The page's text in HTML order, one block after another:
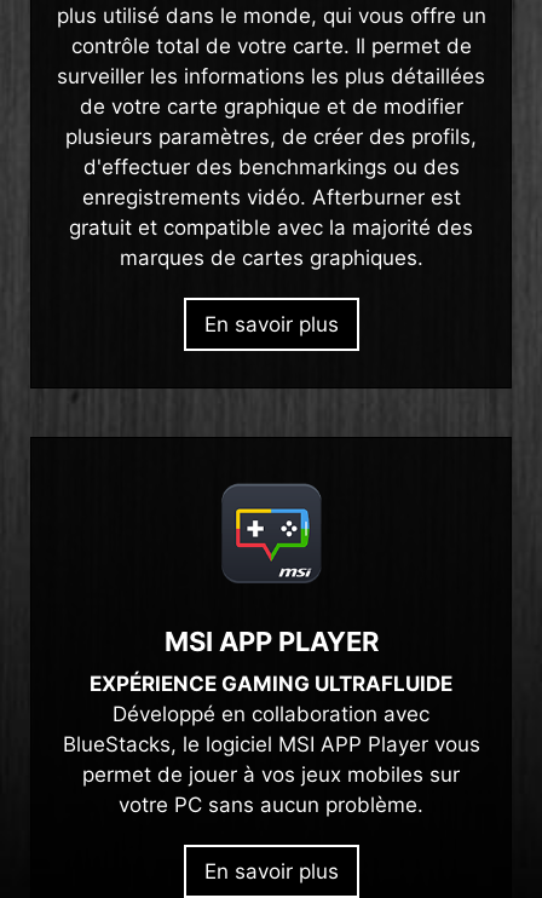
plus utilisé dans le monde, qui vous offre un
contrôle total de votre carte. Il permet de
surveiller les informations les plus détaillées
de votre carte graphique et de modifier
plusieurs paramètres, de créer des profils,
d'effectuer des benchmarkings ou des
enregistrements vidéo. Afterburner est
gratuit et compatible avec la majorité des
marques de cartes graphiques.
En savoir plus
MSI APP PLAYER
EXPÉRIENCE GAMING ULTRAFLUIDE
Développé en collaboration avec
BlueStacks, le logiciel MSI APP Player vous
permet de jouer à vos jeux mobiles sur
votre PC sans aucun problème.
En savoir plus